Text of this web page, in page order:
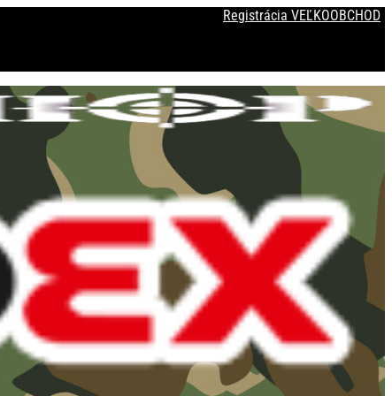
Registrácia VEĽKOOBCHOD